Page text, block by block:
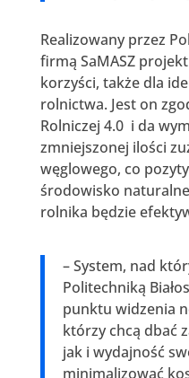
Realizowany przez
firmą SaMASZ
korzyści, także dla
rolnictwa. Jest on
Rolniczej 4.0 i da
zmniejszonej ilości
węglowego, co
środowisko
rolnika będzie
– System, nad
Politechniką
punktu widzenia
którzy chcą dbać
jak i wydajność
minimalizować